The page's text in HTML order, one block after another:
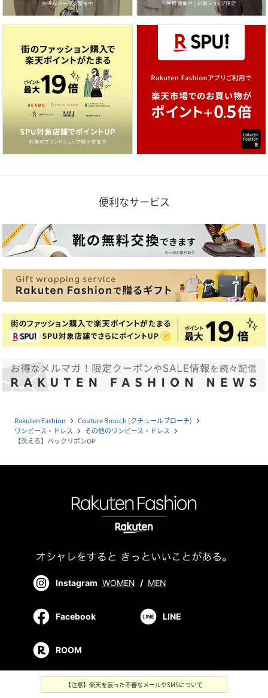
便利なサービス
Rakuten Fashion navigate_next Couture Brooch (クチュールブローチ) navigate_next
ワンピース・ドレス navigate_next その他のワンピース・ドレス navigate_next
【洗える】バックリボンOP
Instagram WOMEN / MEN
Facebook LINE
ROOM
【注意】楽天を装った不審なメールやSMSについて